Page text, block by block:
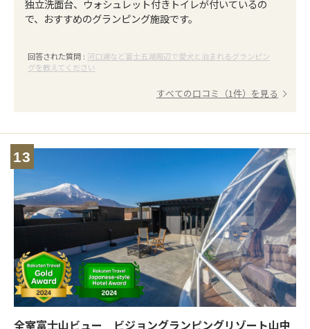
独立洗面台、ウォシュレット付きトイレが付いているの
で、おすすめのグランピング施設です。
回答された質問 : 河口湖など富士五湖周辺で愛犬と泊まれるグランピン
グを教えてください
すべての口コミ（1件）を見る
13
全室富士山ビュー ビジョングランピングリゾート山中